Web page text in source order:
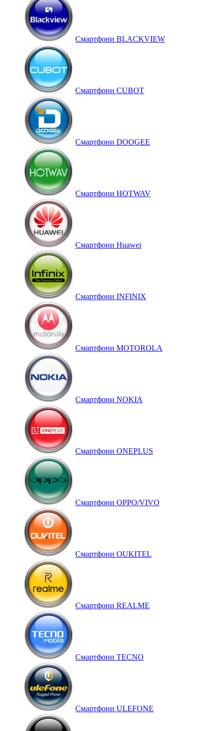
Смартфони BLACKVIEW
Смартфони CUBOT
Смартфони DOOGEE
Смартфони HOTWAV
Смартфони Huawei
Смартфони INFINIX
Смартфони MOTOROLA
Смартфони NOKIA
Смартфони ONEPLUS
Смартфони OPPO/VIVO
Смартфони OUKITEL
Смартфони REALME
Смартфони TECNO
Смартфони ULEFONE